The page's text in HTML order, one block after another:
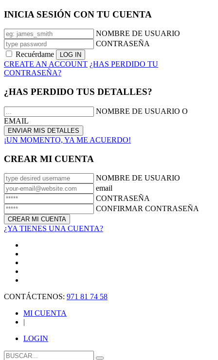
INICIA SESIÓN CON TU CUENTA
NOMBRE DE USUARIO
CONTRASEÑA
Recuérdame
CREATE AN ACCOUNT ¿HAS PERDIDO TU
CONTRASEÑA?
¿HAS PERDIDO TUS DETALLES?
NOMBRE DE USUARIO O
EMAIL
¡UN MOMENTO, YA ME ACUERDO!
CREAR MI CUENTA
NOMBRE DE USUARIO
email
CONTRASEÑA
CONFIRMAR CONTRASEÑA
¿YA TIENES UNA CUENTA?
CONTÁCTENOS: 971 81 74 58
MI CUENTA
|
LOGIN